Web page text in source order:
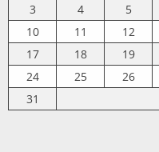
3
4 5
10
11 12
17
18 19
24
25 26
31